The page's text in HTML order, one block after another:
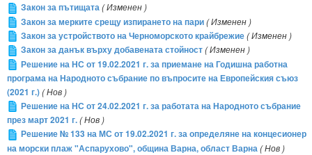
Закон за пътищата( Изменен )
Закон за мерките срещу изпирането на пари( Изменен )
Закон за устройството на Черноморското крайбрежие( Изменен )
Закон за данък върху добавената стойност( Изменен )
Решение на НС от 19.02.2021 г. за приемане на Годишна работна
програма на Народното събрание по въпросите на Европейския съюз
(2021 г.)( Нов )
Решение на НС от 24.02.2021 г. за работата на Народното събрание
през март 2021 г.( Нов )
Решение № 133 на МС от 19.02.2021 г. за определяне на концесионер
на морски плаж "Аспарухово", община Варна, област Варна( Нов )